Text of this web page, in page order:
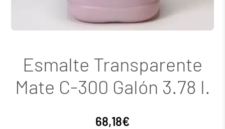
Esmalte Transparente
Mate C-300 Galón 3.78 l.
68,18€